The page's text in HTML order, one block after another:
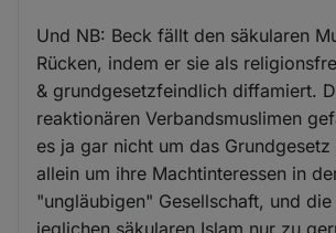
Und NB: Beck fällt den säkularen
Rücken, indem er sie als
& grundgesetzfeindlich diffamiert.
reaktionären Verbandsmuslimen
es ja gar nicht um das
allein um ihre Machtinteressen in
"ungläubigen" Gesellschaft, und die
jeglichen säkularen Islam nur zu